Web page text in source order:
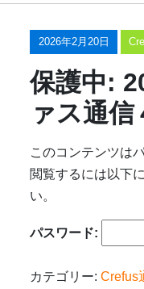
2026年2月20日
保護中:
ァス通信
このコンテンツは
閲覧するには以下
い。
パスワード:
カテゴリー:Crefus